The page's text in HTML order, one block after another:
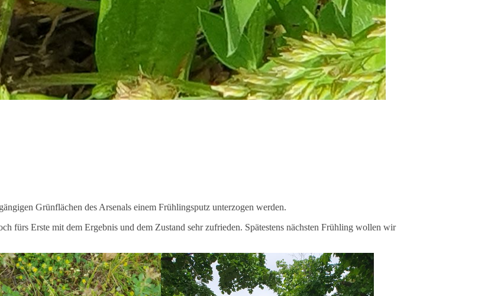
Grünflächen des Arsenals einem Frühlingsputz unterzogen werden.
fürs Erste mit dem Ergebnis und dem Zustand sehr zufrieden. Spätestens nächsten Frühling wollen wir